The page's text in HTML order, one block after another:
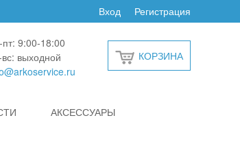
Регистрация
Вход
пт: 9:00-18:00
выходной
КОРЗИНА
АКСЕССУАРЫ